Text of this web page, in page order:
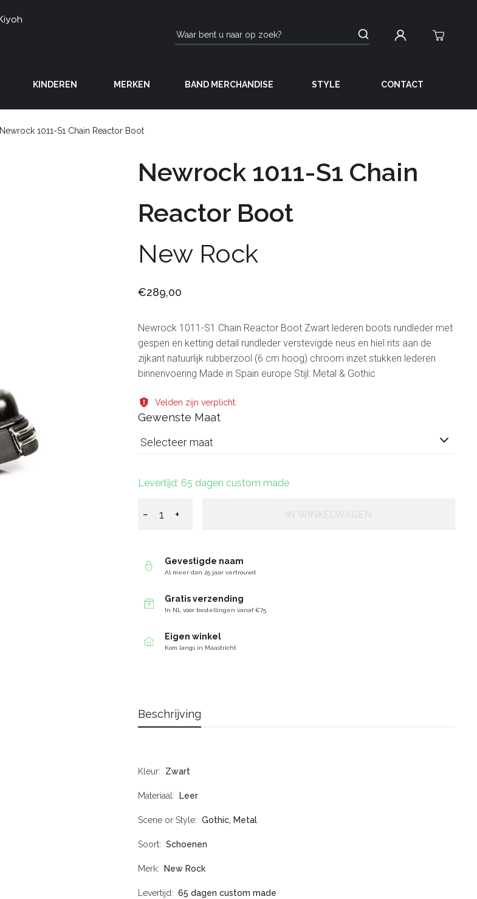
KINDEREN MERKEN BAND MERCHANDISE STYLE CONTACT
Newrock 1011-S1 Chain Reactor Boot
Newrock 1011-S1 Chain
Reactor Boot
New Rock
€289,00
Newrock 1011-S1 Chain Reactor Boot Zwart lederen boots rundleder met
gespen en ketting detail rundleder verstevigde neus en hiel rits aan de
zijkant natuurlijk rubberzool (6 cm hoog) chroom inzet stukken lederen
binnenvoering Made in Spain europe Stijl: Metal & Gothic
Velden zijn verplicht.
Gewenste Maat
Selecteer maat
Levertijd: 65 dagen custom made
− +
Gevestigde naam
Al meer dan 25 jaar vertrouwd
Gratis verzending
In NL voor bestellingen vanaf €75
Eigen winkel
Kom langs in Maastricht
Beschrijving
Kleur Zwart
Materiaal Leer
Scene or Style Gothic, Metal
Soort Schoenen
Merk New Rock
Levertijd 65 dagen custom made